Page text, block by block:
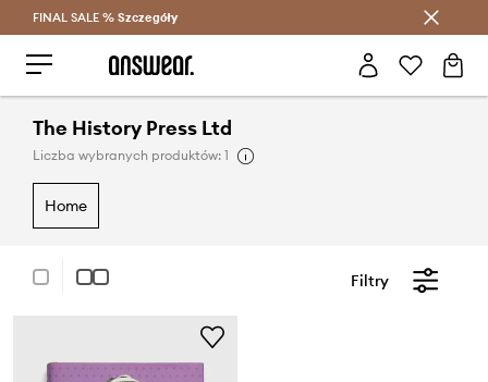
Oszczędzaj z Answear Club >
FINAL SALE % Szczegóły
The History Press Ltd
Liczba wybranych produktów: 1
home
Filtry